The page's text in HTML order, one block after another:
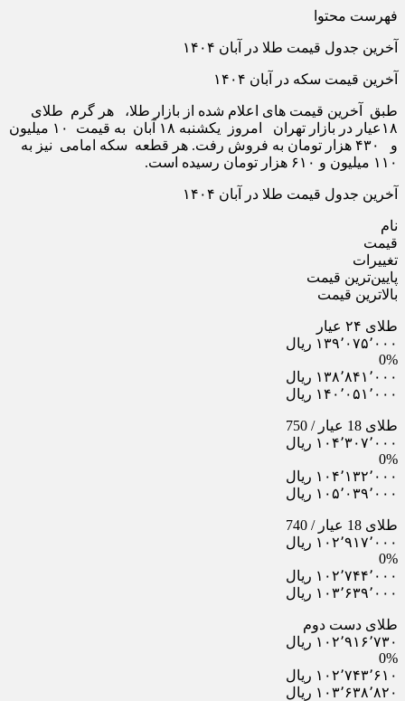
فهرست محتوا
آخرین جدول قیمت طلا در آبان ۱۴۰۴
آخرین قیمت سکه در آبان ۱۴۰۴
طبق آخرین قیمت های اعلام شده از بازار طلا، هر گرم طلای
۱۸عیار در بازار تهران امروز یکشنبه ۱۸ آبان به قیمت ۱۰ میلیون
و ۴۳۰ هزار تومان به فروش رفت. هر قطعه سکه امامی نیز به
۱۱۰ میلیون و ۶۱۰ هزار تومان رسیده است.
آخرین جدول قیمت طلا در آبان ۱۴۰۴
نام
قیمت
تغییرات
پایین‌ترین قیمت
بالاترین قیمت
طلای ۲۴ عیار
۱۳۹٬۰۷۵٬۰۰۰ ریال
0%
۱۳۸٬۸۴۱٬۰۰۰ ریال
۱۴۰٬۰۵۱٬۰۰۰ ریال
طلای 18 عیار / 750
۱۰۴٬۳۰۷٬۰۰۰ ریال
0%
۱۰۴٬۱۳۲٬۰۰۰ ریال
۱۰۵٬۰۳۹٬۰۰۰ ریال
طلای 18 عیار / 740
۱۰۲٬۹۱۷٬۰۰۰ ریال
0%
۱۰۲٬۷۴۴٬۰۰۰ ریال
۱۰۳٬۶۳۹٬۰۰۰ ریال
طلای دست دوم
۱۰۲٬۹۱۶٬۷۳۰ ریال
0%
۱۰۲٬۷۴۳٬۶۱۰ ریال
۱۰۳٬۶۳۸٬۸۲۰ ریال